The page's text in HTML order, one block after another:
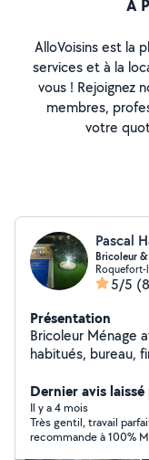
À
AlloVoisins est la
services et à la
vous ! Rejoignez
membres,
votre
Pascal
Bricoleur
Roquefort-
5/5
Présentation
Bricoleur Ménage
habitués, bureau,
accueil des
Meuble Entretien
petite maçonnerie
Dernier avis
Il y a 4 mois
Très gentil, travail